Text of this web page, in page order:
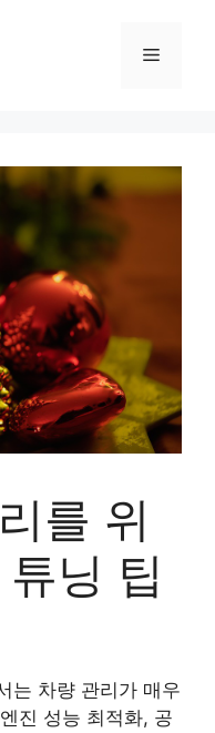
Menu
를 위
닝 팁
는 차량 관리가 매우
진 성능 최적화, 공